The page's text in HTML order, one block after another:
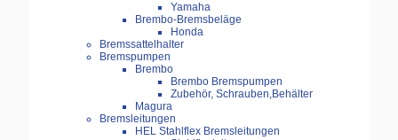
Yamaha
Brembo-Bremsbeläge
Honda
Bremssattelhalter
Bremspumpen
Brembo
Brembo Bremspumpen
Zubehör, Schrauben,Behälter
Magura
Bremsleitungen
HEL Stahlflex Bremsleitungen